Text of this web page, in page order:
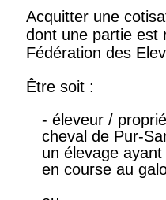
Acquitter une
dont une partie est
Fédération des
Être soit :
- éleveur /
cheval de Pur-
un élevage
en course au